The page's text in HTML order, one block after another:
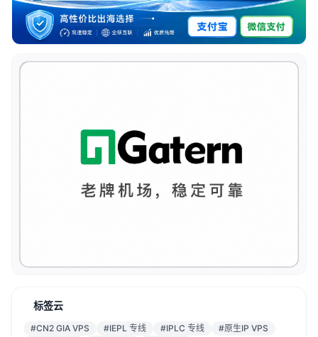
标签云
#CN2 GIA VPS #IEPL 专线 #IPLC 专线 #原生IP VPS